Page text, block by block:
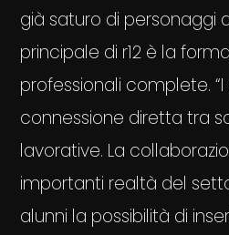
già saturo di personaggi
principale di r12 è la
professionali complete.
connessione diretta tra
lavorative. La
importanti realtà del
alunni la possibilità di